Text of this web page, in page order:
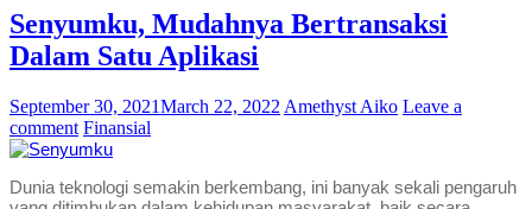
Senyumku, Mudahnya Bertransaksi
Dalam Satu Aplikasi
September 30, 2021March 22, 2022 Amethyst Aiko Leave a
comment Finansial
Dunia teknologi semakin berkembang, ini banyak sekali pengaruh